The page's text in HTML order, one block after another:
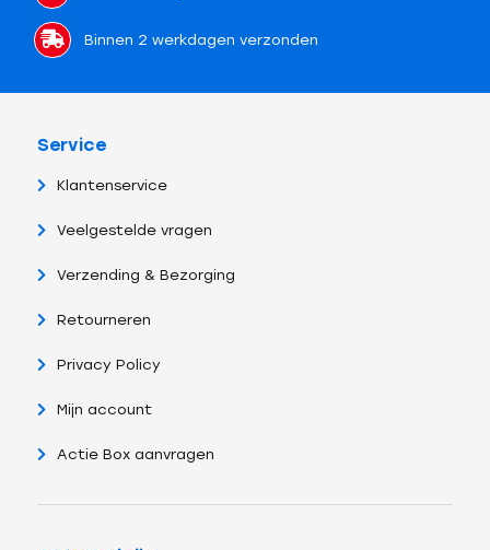
Binnen 2 werkdagen verzonden
Service
Klantenservice
Veelgestelde vragen
Verzending & Bezorging
Retourneren
Privacy Policy
Mijn account
Actie Box aanvragen